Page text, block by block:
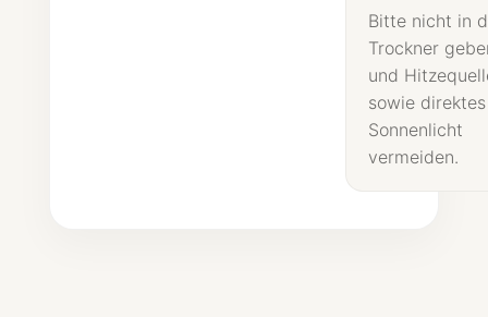
Bitte nicht in
Trockner
und
sowie direktes
Sonnenlicht
vermeiden.